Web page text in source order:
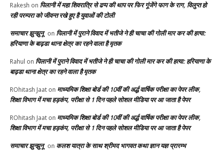
Rakesh on पिलानी में महा शिवरात्रि से ढप्प की थाप पर फिर गूंजेंगे फाग के राग, विलुप्त हो
रही परम्परा को जीवन्त रखे हुए है युवाओं की टोली
समाचार झुन्झुनू on पिलानी में पुराने विवाद में भतीजे ने ही चाचा की गोली मार कर की हत्या:
हरियाणा के बाढ़डा थाना क्षेत्र का रहने वाला है मृतक
Rahul on पिलानी में पुराने विवाद में भतीजे ने ही चाचा की गोली मार कर की हत्या: हरियाणा के
बाढ़डा थाना क्षेत्र का रहने वाला है मृतक
ROhitash Jaat on माध्यमिक शिक्षा बोर्ड की 10वीं की अर्द्ध वार्षिक परीक्षा का पेपर लीक,
शिक्षा विभाग में मचा हड़कंप, परीक्षा से 1 दिन पहले सोशल मीडिया पर आ जाता है पेपर
ROhitash Jaat on माध्यमिक शिक्षा बोर्ड की 10वीं की अर्द्ध वार्षिक परीक्षा का पेपर लीक,
शिक्षा विभाग में मचा हड़कंप, परीक्षा से 1 दिन पहले सोशल मीडिया पर आ जाता है पेपर
समाचार झुन्झुनू on कलश यात्रा के साथ श्रीमद भागवत कथा ज्ञान यज्ञ प्रारम्भ